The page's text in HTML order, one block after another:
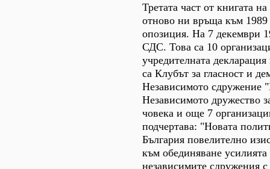
Третата част от книгата
отново ни връща към 1989
опозиция. На 7 декември
СДС. Това са 10
учредителната
са Клубът за гласност и
Независимото сдружение
Независимото дружество
човека и още 7
подчертава: "Новата
България повелително
към обединяване
независимите сдружения